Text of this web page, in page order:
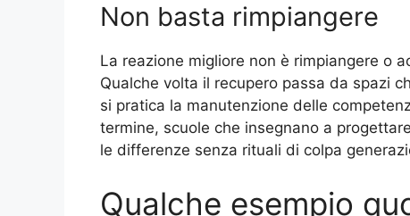
Non basta rimpiangere
La reazione migliore non è rimpiangere o
Qualche volta il recupero passa da spazi
si pratica la manutenzione delle
termine, scuole che insegnano a
le differenze senza rituali di colpa
Qualche esempio